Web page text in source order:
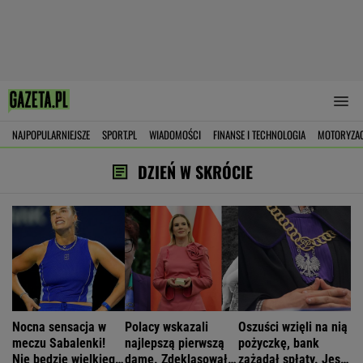
NAJPOPULARNIEJSZE SPORT.PL WIADOMOŚCI FINANSE I TECHNOLOGIA
DZIEŃ W SKRÓCIE
Nocna sensacja w
meczu Sabalenki!
Nie będzie wielkiego
Polacy wskazali
najlepszą pierwszą
damę. Zdeklasowała
Oszuści wzięli na nią
pożyczkę, bank
zażądał spłaty. Jest